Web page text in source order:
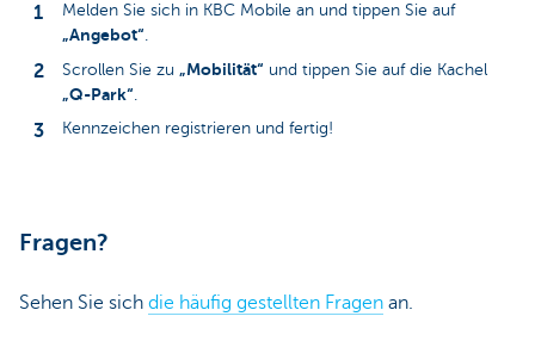
Melden Sie sich in KBC Mobile an und tippen Sie auf
„Angebot“.
Scrollen Sie zu „Mobilität“ und tippen Sie auf die Kachel
„Q-Park“.
Kennzeichen registrieren und fertig!
Fragen?
Sehen Sie sich die häufig gestellten Fragen an.